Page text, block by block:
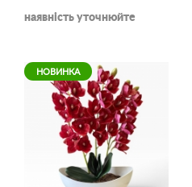
наявність уточнюйте
НОВИНКА